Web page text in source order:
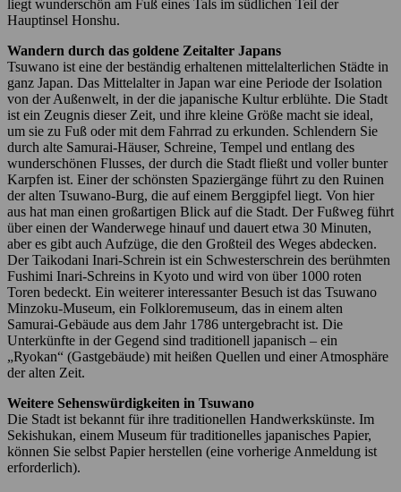
liegt wunderschön am Fuß eines Tals im südlichen Teil der
Hauptinsel Honshu.
Wandern durch das goldene Zeitalter Japans
Tsuwano ist eine der beständig erhaltenen mittelalterlichen Städte in
ganz Japan. Das Mittelalter in Japan war eine Periode der Isolation
von der Außenwelt, in der die japanische Kultur erblühte. Die Stadt
ist ein Zeugnis dieser Zeit, und ihre kleine Größe macht sie ideal,
um sie zu Fuß oder mit dem Fahrrad zu erkunden. Schlendern Sie
durch alte Samurai-Häuser, Schreine, Tempel und entlang des
wunderschönen Flusses, der durch die Stadt fließt und voller bunter
Karpfen ist. Einer der schönsten Spaziergänge führt zu den Ruinen
der alten Tsuwano-Burg, die auf einem Berggipfel liegt. Von hier
aus hat man einen großartigen Blick auf die Stadt. Der Fußweg führt
über einen der Wanderwege hinauf und dauert etwa 30 Minuten,
aber es gibt auch Aufzüge, die den Großteil des Weges abdecken.
Der Taikodani Inari-Schrein ist ein Schwesterschrein des berühmten
Fushimi Inari-Schreins in Kyoto und wird von über 1000 roten
Toren bedeckt. Ein weiterer interessanter Besuch ist das Tsuwano
Minzoku-Museum, ein Folkloremuseum, das in einem alten
Samurai-Gebäude aus dem Jahr 1786 untergebracht ist. Die
Unterkünfte in der Gegend sind traditionell japanisch – ein
„Ryokan“ (Gastgebäude) mit heißen Quellen und einer Atmosphäre
der alten Zeit.
Weitere Sehenswürdigkeiten in Tsuwano
Die Stadt ist bekannt für ihre traditionellen Handwerkskünste. Im
Sekishukan, einem Museum für traditionelles japanisches Papier,
können Sie selbst Papier herstellen (eine vorherige Anmeldung ist
erforderlich).